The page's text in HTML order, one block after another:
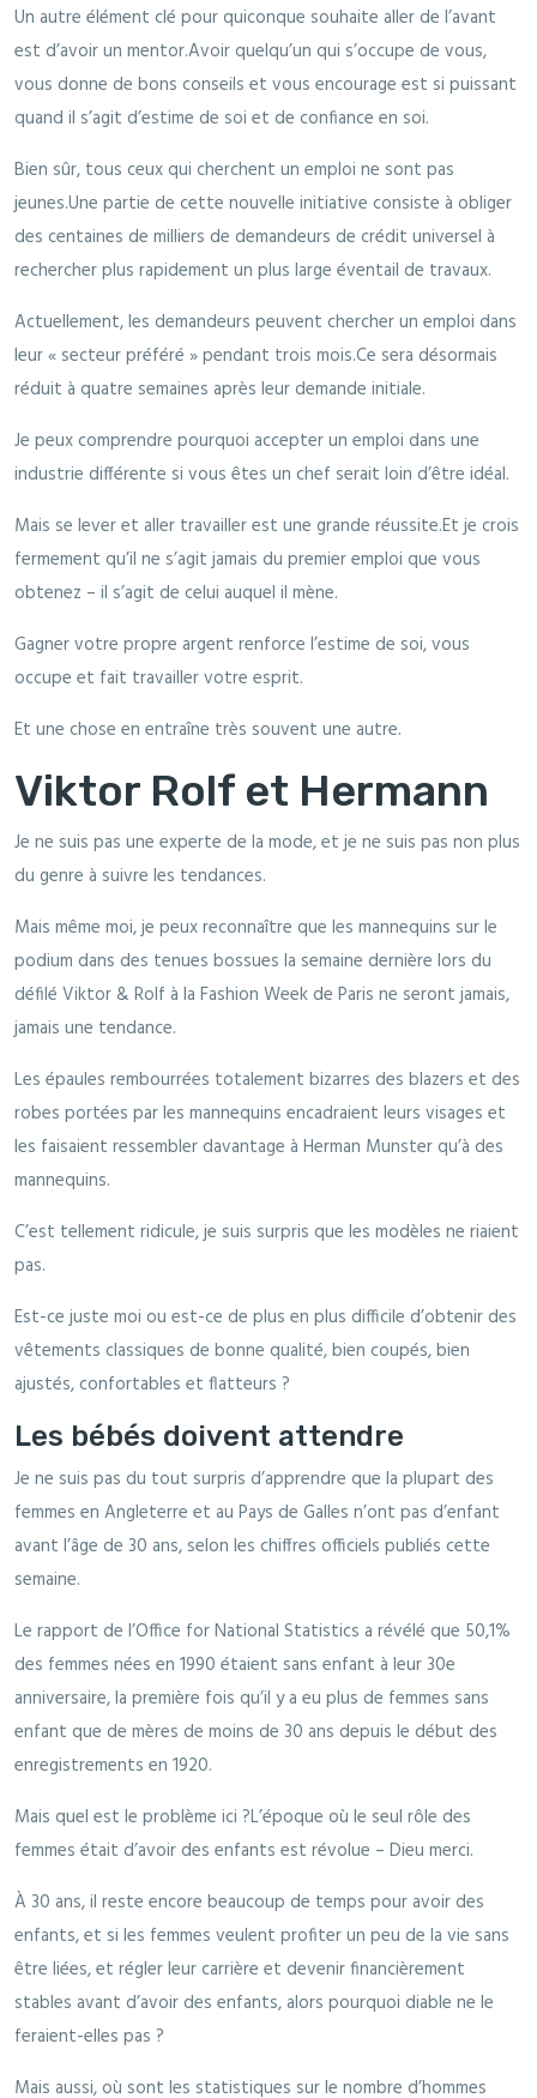
Un autre élément clé pour quiconque souhaite aller de l’avant
est d’avoir un mentor.Avoir quelqu’un qui s’occupe de vous,
vous donne de bons conseils et vous encourage est si puissant
quand il s’agit d’estime de soi et de confiance en soi.
Bien sûr, tous ceux qui cherchent un emploi ne sont pas
jeunes.Une partie de cette nouvelle initiative consiste à obliger
des centaines de milliers de demandeurs de crédit universel à
rechercher plus rapidement un plus large éventail de travaux.
Actuellement, les demandeurs peuvent chercher un emploi dans
leur « secteur préféré » pendant trois mois.Ce sera désormais
réduit à quatre semaines après leur demande initiale.
Je peux comprendre pourquoi accepter un emploi dans une
industrie différente si vous êtes un chef serait loin d’être idéal.
Mais se lever et aller travailler est une grande réussite.Et je crois
fermement qu’il ne s’agit jamais du premier emploi que vous
obtenez – il s’agit de celui auquel il mène.
Gagner votre propre argent renforce l’estime de soi, vous
occupe et fait travailler votre esprit.
Et une chose en entraîne très souvent une autre.
Viktor Rolf et Hermann
Je ne suis pas une experte de la mode, et je ne suis pas non plus
du genre à suivre les tendances.
Mais même moi, je peux reconnaître que les mannequins sur le
podium dans des tenues bossues la semaine dernière lors du
défilé Viktor & Rolf à la Fashion Week de Paris ne seront jamais,
jamais une tendance.
Les épaules rembourrées totalement bizarres des blazers et des
robes portées par les mannequins encadraient leurs visages et
les faisaient ressembler davantage à Herman Munster qu’à des
mannequins.
C’est tellement ridicule, je suis surpris que les modèles ne riaient
pas.
Est-ce juste moi ou est-ce de plus en plus difficile d’obtenir des
vêtements classiques de bonne qualité, bien coupés, bien
ajustés, confortables et flatteurs ?
Les bébés doivent attendre
Je ne suis pas du tout surpris d’apprendre que la plupart des
femmes en Angleterre et au Pays de Galles n’ont pas d’enfant
avant l’âge de 30 ans, selon les chiffres officiels publiés cette
semaine.
Le rapport de l’Office for National Statistics a révélé que 50,1%
des femmes nées en 1990 étaient sans enfant à leur 30e
anniversaire, la première fois qu’il y a eu plus de femmes sans
enfant que de mères de moins de 30 ans depuis le début des
enregistrements en 1920.
Mais quel est le problème ici ?L’époque où le seul rôle des
femmes était d’avoir des enfants est révolue – Dieu merci.
À 30 ans, il reste encore beaucoup de temps pour avoir des
enfants, et si les femmes veulent profiter un peu de la vie sans
être liées, et régler leur carrière et devenir financièrement
stables avant d’avoir des enfants, alors pourquoi diable ne le
feraient-elles pas ?
Mais aussi, où sont les statistiques sur le nombre d’hommes